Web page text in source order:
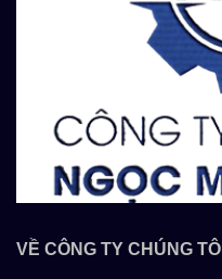
VỀ CÔNG TY CHÚNG TÔI